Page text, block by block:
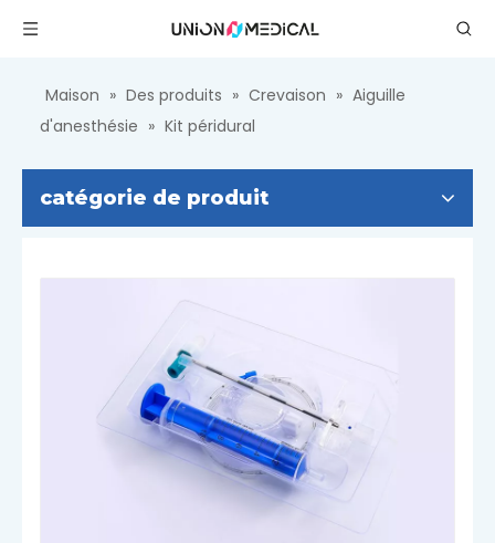
Maison » Des produits » Crevaison » Aiguille
d'anesthésie » Kit péridural
catégorie de produit